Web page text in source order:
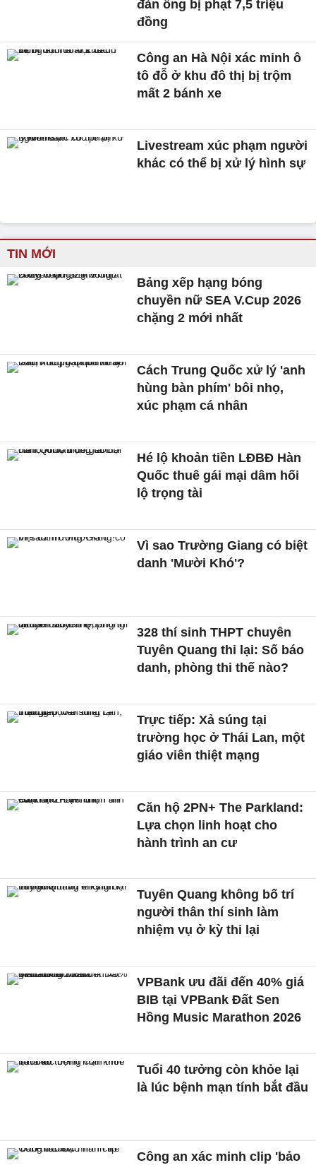
đàn ông bị phạt 7,5 triệu
đồng
Công an Hà Nội xác minh ô
tô đỗ ở khu đô thị bị trộm
mất 2 bánh xe
Livestream xúc phạm người
khác có thể bị xử lý hình sự
TIN MỚI
Bảng xếp hạng bóng
chuyền nữ SEA V.Cup 2026
chặng 2 mới nhất
Cách Trung Quốc xử lý 'anh
hùng bàn phím' bôi nhọ,
xúc phạm cá nhân
Hé lộ khoản tiền LĐBĐ Hàn
Quốc thuê gái mại dâm hối
lộ trọng tài
Vì sao Trường Giang có biệt
danh 'Mười Khó'?
328 thí sinh THPT chuyên
Tuyên Quang thi lại: Số báo
danh, phòng thi thế nào?
Trực tiếp: Xả súng tại
trường học ở Thái Lan, một
giáo viên thiệt mạng
Căn hộ 2PN+ The Parkland:
Lựa chọn linh hoạt cho
hành trình an cư
Tuyên Quang không bố trí
người thân thí sinh làm
nhiệm vụ ở kỳ thi lại
VPBank ưu đãi đến 40% giá
BIB tại VPBank Đất Sen
Hồng Music Marathon 2026
Tuổi 40 tưởng còn khỏe lại
là lúc bệnh mạn tính bắt đầu
Công an xác minh clip 'bảo